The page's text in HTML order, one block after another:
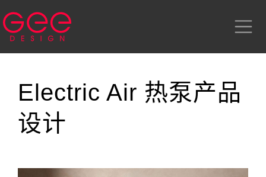
Electric Air 热泵产品
设计